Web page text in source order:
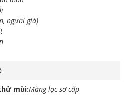
người già)
mùi Màng lọc sơ cấp